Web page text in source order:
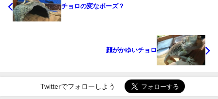
チョロの変なポーズ？
顔がかゆいチョロ
Twitterでフォローしよう